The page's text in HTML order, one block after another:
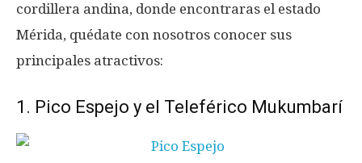
cordillera andina, donde encontraras el estado
Mérida, quédate con nosotros conocer sus
principales atractivos:
1. Pico Espejo y el Teleférico Mukumbarí